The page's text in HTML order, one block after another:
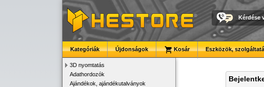
Kérdése
Kategóriák Újdonságok Kosár Eszközök,
3D nyomtatás
Adathordozók
Ajándékok, ajándékutalványok